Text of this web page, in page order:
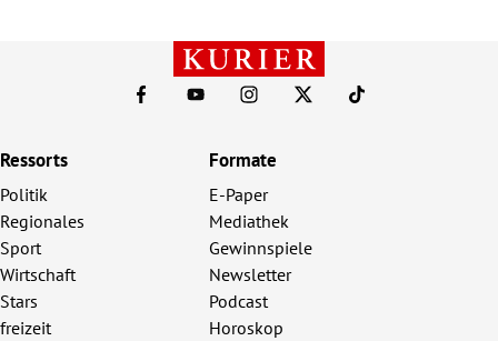
Ressorts
Politik
Regionales
Sport
Wirtschaft
Stars
freizeit
Formate
E-Paper
Mediathek
Gewinnspiele
Newsletter
Podcast
Horoskop